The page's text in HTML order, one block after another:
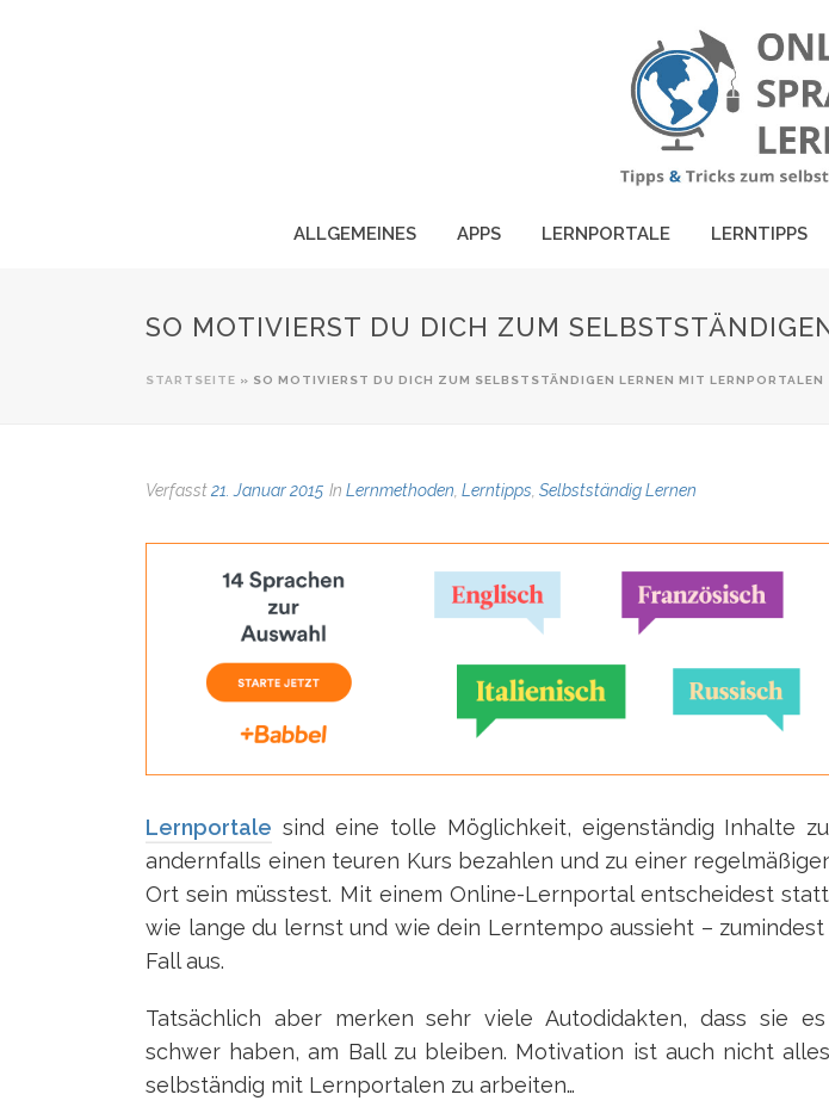
ALLGEMEINES APPS LERNPORTALE LERNTIPPS
SO MOTIVIERST DU DICH ZUM
STARTSEITE » SO MOTIVIERST DU DICH ZUM SELBSTSTÄNDIGEN LERNEN MIT LERNPORTALEN
Verfasst21. Januar 2015 In Lernmethoden Lerntipps Selbstständig Lernen
Lernportale sind eine tolle Möglichkeit, eigenständig Inhalte
andernfalls einen teuren Kurs bezahlen und zu einer
Ort sein müsstest. Mit einem Online-Lernportal entscheidest
wie lange du lernst und wie dein Lerntempo aussieht –
Fall aus.
Tatsächlich aber merken sehr viele Autodidakten, dass sie
schwer haben, am Ball zu bleiben. Motivation ist auch nicht
selbständig mit Lernportalen zu arbeiten…